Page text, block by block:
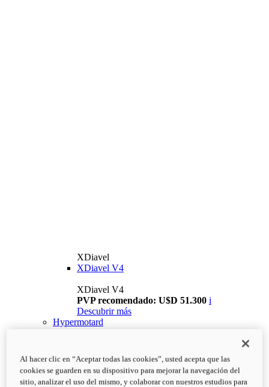
XDiavel
XDiavel V4
XDiavel V4
PVP recomendado: U$D 51.300 i
Descubrir más
Hypermotard
Al hacer clic en “Aceptar todas las cookies”, usted acepta que las
cookies se guarden en su dispositivo para mejorar la navegación del
sitio, analizar el uso del mismo, y colaborar con nuestros estudios para